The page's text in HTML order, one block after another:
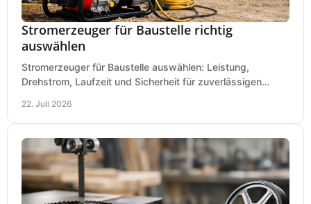
Stromerzeuger für Baustelle richtig
auswählen
Stromerzeuger für Baustelle auswählen: Leistung,
Drehstrom, Laufzeit und Sicherheit für zuverlässigen
22. Juli 2026